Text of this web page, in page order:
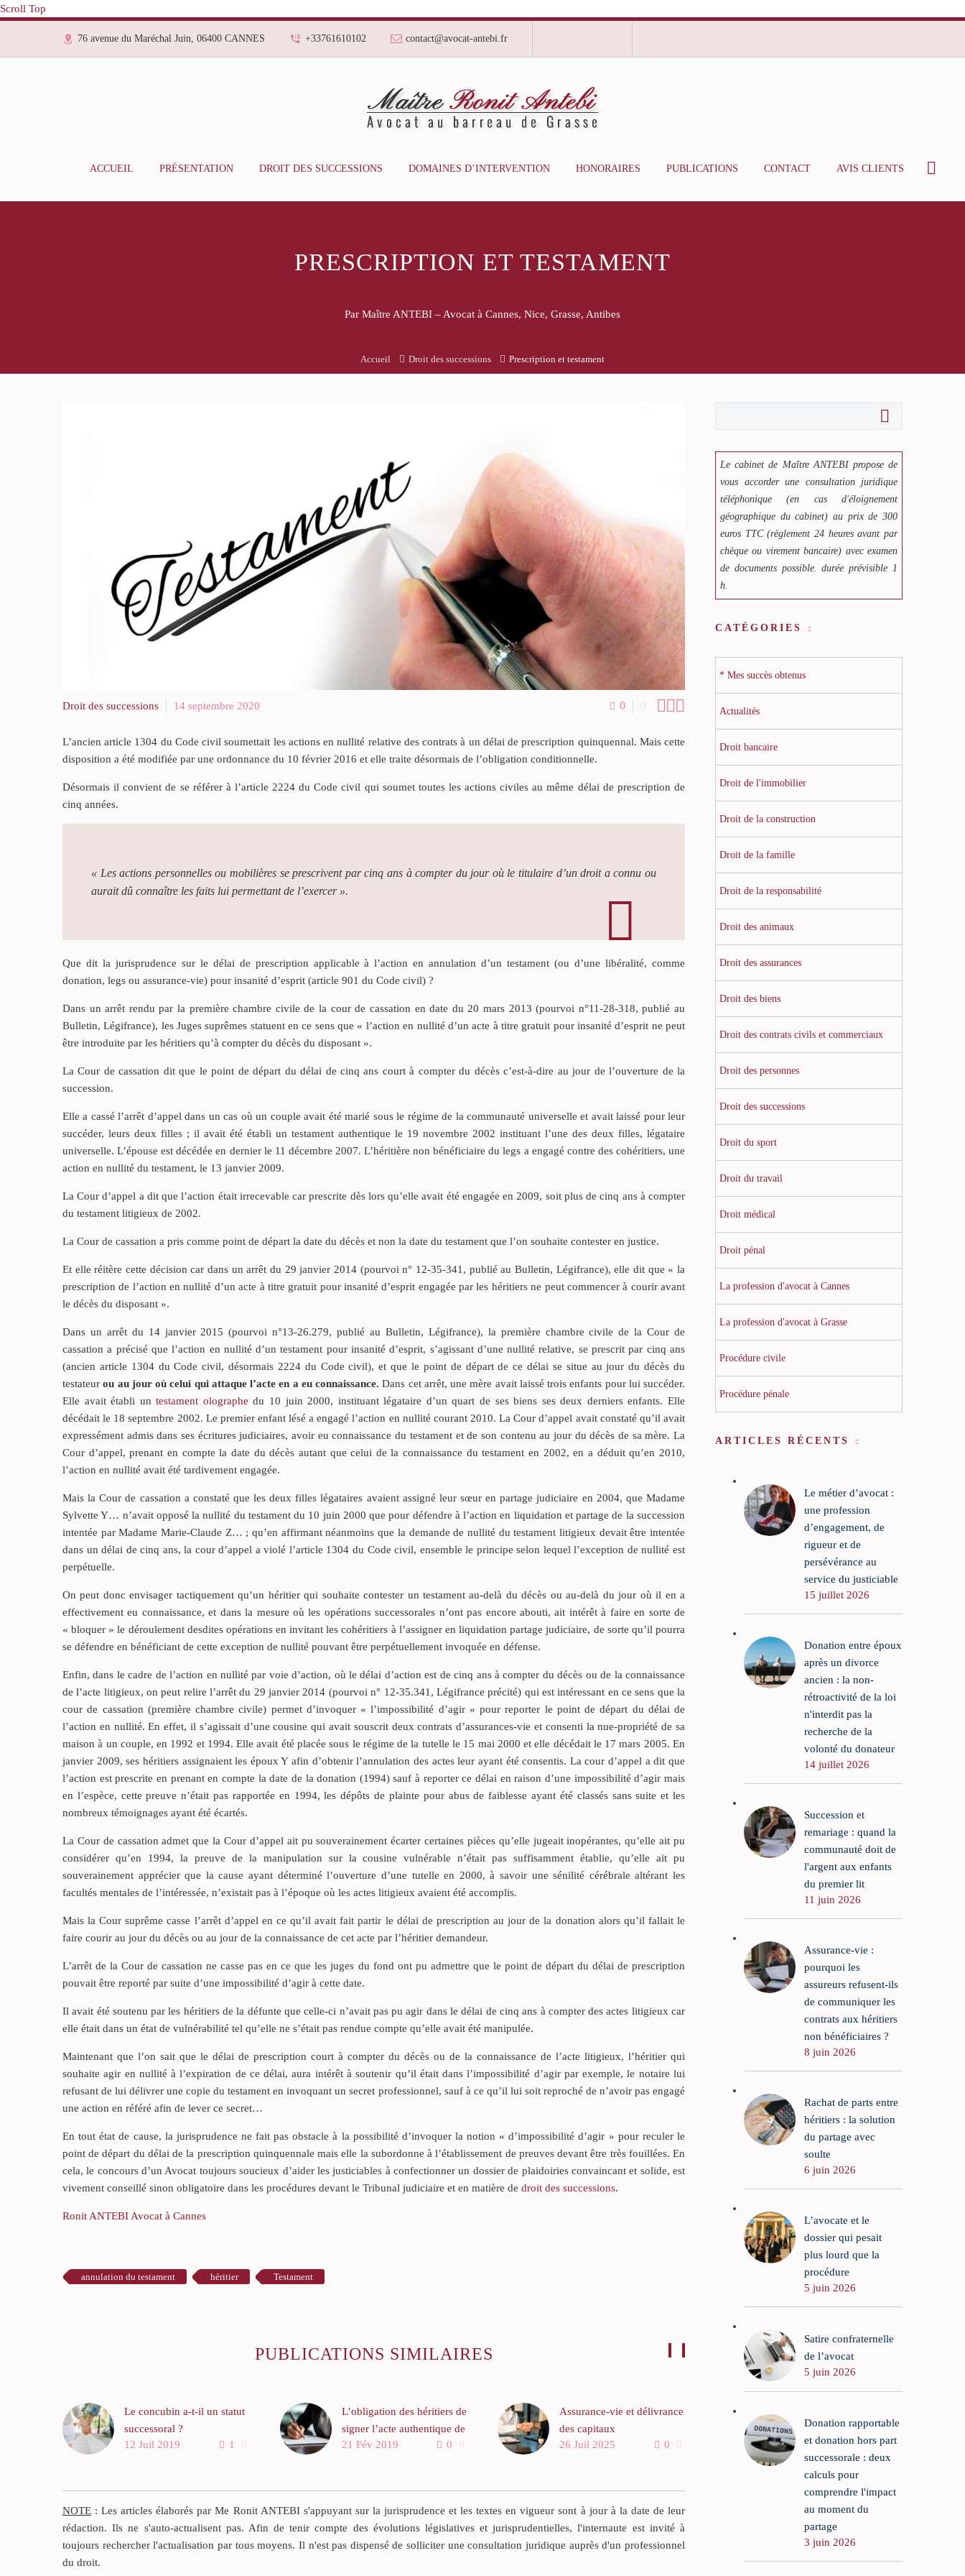
Scroll Top
76 avenue du Maréchal Juin, 06400 CANNES +33761610102 contact@avocat-antebi.fr
ACCUEIL PRÉSENTATION DROIT DES SUCCESSIONS DOMAINES D’INTERVENTION HONORAIRES PUBLICATIONS CONTACT AVIS CLIENTS
PRESCRIPTION ET TESTAMENT
Par Maître ANTEBI – Avocat à Cannes, Nice, Grasse, Antibes
Accueil Droit des successions Prescription et testament
0 0 
Droit des successions 14 septembre 2020
L’ancien article 1304 du Code civil soumettait les actions en nullité relative des contrats à un délai de prescription quinquennal. Mais cette
disposition a été modifiée par une ordonnance du 10 février 2016 et elle traite désormais de l’obligation conditionnelle.
Désormais il convient de se référer à l’article 2224 du Code civil qui soumet toutes les actions civiles au même délai de prescription de
cinq années.
« Les actions personnelles ou mobilières se prescrivent par cinq ans à compter du jour où le titulaire d’un droit a connu ou
aurait dû connaître les faits lui permettant de l’exercer ».
Que dit la jurisprudence sur le délai de prescription applicable à l’action en annulation d’un testament (ou d’une libéralité, comme
donation, legs ou assurance-vie) pour insanité d’esprit (article 901 du Code civil) ?
Dans un arrêt rendu par la première chambre civile de la cour de cassation en date du 20 mars 2013 (pourvoi n°11-28-318, publié au
Bulletin, Légifrance), les Juges suprêmes statuent en ce sens que « l’action en nullité d’un acte à titre gratuit pour insanité d’esprit ne peut
être introduite par les héritiers qu’à compter du décès du disposant ».
La Cour de cassation dit que le point de départ du délai de cinq ans court à compter du décès c’est-à-dire au jour de l’ouverture de la
succession.
Elle a cassé l’arrêt d’appel dans un cas où un couple avait été marié sous le régime de la communauté universelle et avait laissé pour leur
succéder, leurs deux filles ; il avait été établi un testament authentique le 19 novembre 2002 instituant l’une des deux filles, légataire
universelle. L’épouse est décédée en dernier le 11 décembre 2007. L’héritière non bénéficiaire du legs a engagé contre des cohéritiers, une
action en nullité du testament, le 13 janvier 2009.
La Cour d’appel a dit que l’action était irrecevable car prescrite dès lors qu’elle avait été engagée en 2009, soit plus de cinq ans à compter
du testament litigieux de 2002.
La Cour de cassation a pris comme point de départ la date du décès et non la date du testament que l’on souhaite contester en justice.
Et elle réitère cette décision car dans un arrêt du 29 janvier 2014 (pourvoi n° 12-35-341, publié au Bulletin, Légifrance), elle dit que « la
prescription de l’action en nullité d’un acte à titre gratuit pour insanité d’esprit engagée par les héritiers ne peut commencer à courir avant
le décès du disposant ».
Dans un arrêt du 14 janvier 2015 (pourvoi n°13-26.279, publié au Bulletin, Légifrance), la première chambre civile de la Cour de
cassation a précisé que l’action en nullité d’un testament pour insanité d’esprit, s’agissant d’une nullité relative, se prescrit par cinq ans
(ancien article 1304 du Code civil, désormais 2224 du Code civil), et que le point de départ de ce délai se situe au jour du décès du
testateurou au jour où celui qui attaque l’acte en a eu connaissance. Dans cet arrêt, une mère avait laissé trois enfants pour lui succéder.
Elle avait établi untestament olographe du 10 juin 2000, instituant légataire d’un quart de ses biens ses deux derniers enfants. Elle
décédait le 18 septembre 2002. Le premier enfant lésé a engagé l’action en nullité courant 2010. La Cour d’appel avait constaté qu’il avait
expressément admis dans ses écritures judiciaires, avoir eu connaissance du testament et de son contenu au jour du décès de sa mère. La
Cour d’appel, prenant en compte la date du décès autant que celui de la connaissance du testament en 2002, en a déduit qu’en 2010,
l’action en nullité avait été tardivement engagée.
Mais la Cour de cassation a constaté que les deux filles légataires avaient assigné leur sœur en partage judiciaire en 2004, que Madame
Sylvette Y… n’avait opposé la nullité du testament du 10 juin 2000 que pour défendre à l’action en liquidation et partage de la succession
intentée par Madame Marie-Claude Z… ; qu’en affirmant néanmoins que la demande de nullité du testament litigieux devait être intentée
dans un délai de cinq ans, la cour d’appel a violé l’article 1304 du Code civil, ensemble le principe selon lequel l’exception de nullité est
perpétuelle.
On peut donc envisager tactiquement qu’un héritier qui souhaite contester un testament au-delà du décès ou au-delà du jour où il en a
effectivement eu connaissance, et dans la mesure où les opérations successorales n’ont pas encore abouti, ait intérêt à faire en sorte de
« bloquer » le déroulement desdites opérations en invitant les cohéritiers à l’assigner en liquidation partage judiciaire, de sorte qu’il pourra
se défendre en bénéficiant de cette exception de nullité pouvant être perpétuellement invoquée en défense.
Enfin, dans le cadre de l’action en nullité par voie d’action, où le délai d’action est de cinq ans à compter du décès ou de la connaissance
de l’acte litigieux, on peut relire l’arrêt du 29 janvier 2014 (pourvoi n° 12-35.341, Légifrance précité) qui est intéressant en ce sens que la
cour de cassation (première chambre civile) permet d’invoquer « l’impossibilité d’agir » pour reporter le point de départ du délai de
l’action en nullité. En effet, il s’agissait d’une cousine qui avait souscrit deux contrats d’assurances-vie et consenti la nue-propriété de sa
maison à un couple, en 1992 et 1994. Elle avait été placée sous le régime de la tutelle le 15 mai 2000 et elle décédait le 17 mars 2005. En
janvier 2009, ses héritiers assignaient les époux Y afin d’obtenir l’annulation des actes leur ayant été consentis. La cour d’appel a dit que
l’action est prescrite en prenant en compte la date de la donation (1994) sauf à reporter ce délai en raison d’une impossibilité d’agir mais
en l’espèce, cette preuve n’était pas rapportée en 1994, les dépôts de plainte pour abus de faiblesse ayant été classés sans suite et les
nombreux témoignages ayant été écartés.
La Cour de cassation admet que la Cour d’appel ait pu souverainement écarter certaines pièces qu’elle jugeait inopérantes, qu’elle ait pu
considérer qu’en 1994, la preuve de la manipulation sur la cousine vulnérable n’était pas suffisamment établie, qu’elle ait pu
souverainement apprécier que la cause ayant déterminé l’ouverture d’une tutelle en 2000, à savoir une sénilité cérébrale altérant les
facultés mentales de l’intéressée, n’existait pas à l’époque où les actes litigieux avaient été accomplis.
Mais la Cour suprême casse l’arrêt d’appel en ce qu’il avait fait partir le délai de prescription au jour de la donation alors qu’il fallait le
faire courir au jour du décès ou au jour de la connaissance de cet acte par l’héritier demandeur.
L’arrêt de la Cour de cassation ne casse pas en ce que les juges du fond ont pu admettre que le point de départ du délai de prescription
pouvait être reporté par suite d’une impossibilité d’agir à cette date.
Il avait été soutenu par les héritiers de la défunte que celle-ci n’avait pas pu agir dans le délai de cinq ans à compter des actes litigieux car
elle était dans un état de vulnérabilité tel qu’elle ne s’était pas rendue compte qu’elle avait été manipulée.
Maintenant que l’on sait que le délai de prescription court à compter du décès ou de la connaissance de l’acte litigieux, l’héritier qui
souhaite agir en nullité à l’expiration de ce délai, aura intérêt à soutenir qu’il était dans l’impossibilité d’agir par exemple, le notaire lui
refusant de lui délivrer une copie du testament en invoquant un secret professionnel, sauf à ce qu’il lui soit reproché de n’avoir pas engagé
une action en référé afin de lever ce secret…
En tout état de cause, la jurisprudence ne fait pas obstacle à la possibilité d’invoquer la notion « d’impossibilité d’agir » pour reculer le
point de départ du délai de la prescription quinquennale mais elle la subordonne à l’établissement de preuves devant être très fouillées. En
cela, le concours d’un Avocat toujours soucieux d’aider les justiciables à confectionner un dossier de plaidoiries convaincant et solide, est
vivement conseillé sinon obligatoire dans les procédures devant le Tribunal judiciaire et en matière de droit des successions.
Ronit ANTEBI Avocat à Cannes
annulation du testament héritier Testament
PUBLICATIONS SIMILAIRES
Le concubin a-t-il un statut
successoral ?
n’est pas l’héritier de
l’autre. S’il avait acheté un
appartement avec son
concubin ou sa concubine,
1 0
12 Juil 2019
L’obligation des héritiers de
signer l’acte authentique de
vente
réitérer la vente
immobilière à la
survenance de la condition
suspensive
0 0
21 Fév 2019
Assurance-vie et délivrance
des capitaux
0
0
26 Juil 2025
succession
Lorsque le décès d’un
proche intervient, c’est
l’héritier le plus diligent qui
va penser à saisir le notaire.
Il se demandera à quel
notaire s’adresser. Le mieux
est de contacter le notaire
6 0
13 Mai 2020
NOTE : Les articles élaborés par Me Ronit ANTEBI s'appuyant sur la jurisprudence et les textes en vigueur sont à jour à la date de leur
rédaction. Ils ne s'auto-actualisent pas. Afin de tenir compte des évolutions législatives et jurisprudentielles, l'internaute est invité à
toujours rechercher l'actualisation par tous moyens. Il n'est pas dispensé de solliciter une consultation juridique auprès d'un professionnel
du droit.
Le cabinet de Maître ANTEBI propose de
vous accorder une consultation juridique
téléphonique (en cas d'éloignement
géographique du cabinet) au prix de 300
euros TTC (règlement 24 heures avant par
chèque ou virement bancaire) avec examen
de documents possible. durée prévisible 1
h.
CATÉGORIES
* Mes succès obtenus
Actualités
Droit bancaire
Droit de l'immobilier
Droit de la construction
Droit de la famille
Droit de la responsabilité
Droit des animaux
Droit des assurances
Droit des biens
Droit des contrats civils et commerciaux
Droit des personnes
Droit des successions
Droit du sport
Droit du travail
Droit médical
Droit pénal
La profession d'avocat à Cannes
La profession d'avocat à Grasse
Procédure civile
Procédure pénale
ARTICLES RÉCENTS
Le métier d’avocat :
une profession
d’engagement, de
rigueur et de
persévérance au
service du justiciable
15 juillet 2026
Donation entre époux
après un divorce
ancien : la non-
rétroactivité de la loi
n'interdit pas la
recherche de la
volonté du donateur
14 juillet 2026
Succession et
remariage : quand la
communauté doit de
l'argent aux enfants
du premier lit
11 juin 2026
Assurance-vie :
pourquoi les
assureurs refusent-ils
de communiquer les
contrats aux héritiers
non bénéficiaires ?
8 juin 2026
Rachat de parts entre
héritiers : la solution
du partage avec
soulte
6 juin 2026
L’avocate et le
dossier qui pesait
plus lourd que la
procédure
5 juin 2026
Satire confraternelle
de l’avocat
5 juin 2026
Donation rapportable
et donation hors part
successorale : deux
calculs pour
comprendre l'impact
au moment du
partage
3 juin 2026